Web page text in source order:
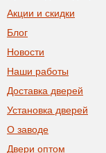
Акции и скидки
Блог
Новости
Наши работы
Доставка дверей
Установка дверей
О заводе
Двери оптом